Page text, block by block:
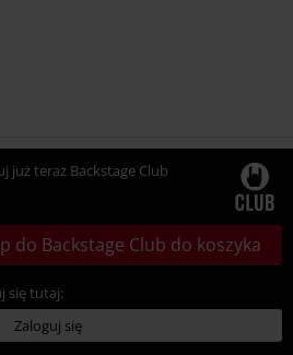
już teraz Backstage Club
do Backstage Club do koszyka
się tutaj:
Zaloguj się